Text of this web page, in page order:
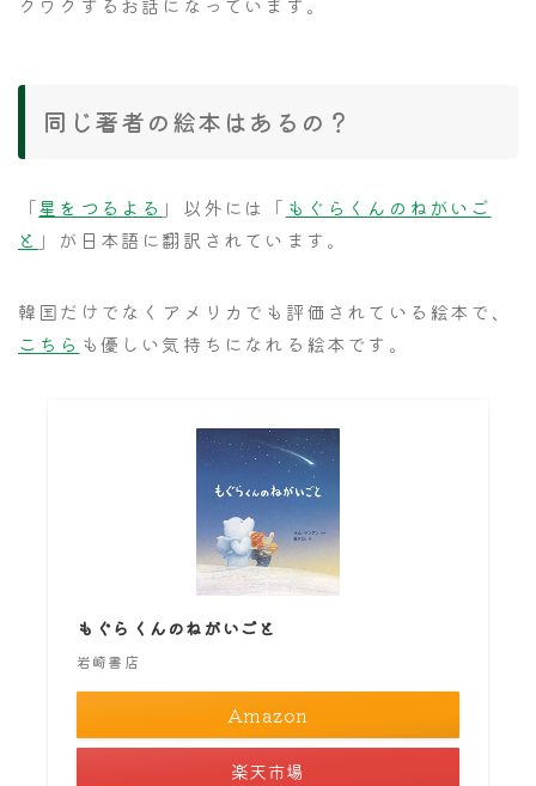
同じ著者の絵本はあるの？
「星をつるよる 」以外には「 もぐらくんのねがいご
と 」が日本語に翻訳されています。
韓国だけでなくアメリカでも評価されている絵本で、
こちら も優しい気持ちになれる絵本です。
もぐらくんのねがいごと
岩崎書店
Amazon
楽天市場